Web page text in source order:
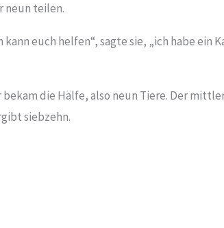
neun teilen.
euch helfen“, sagte sie, „ich habe ein
die Hälfe, also neun Tiere. Der
siebzehn.